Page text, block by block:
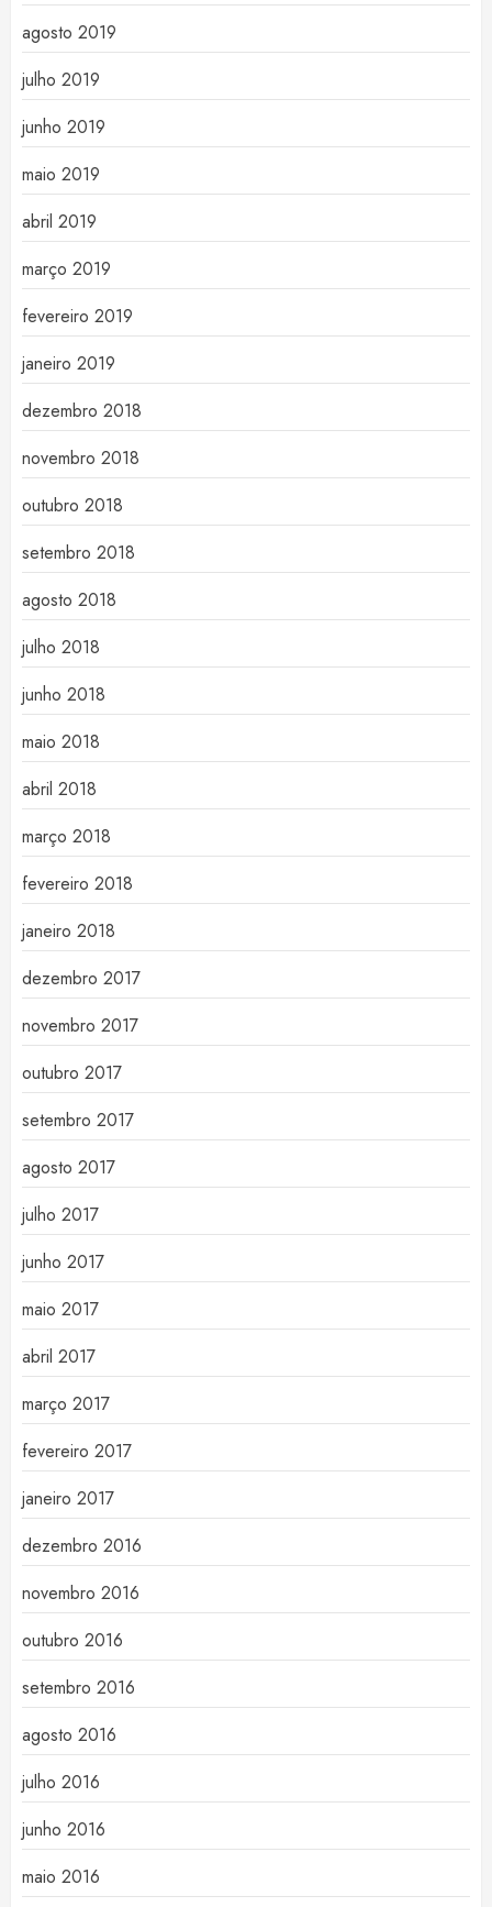
agosto 2019
julho 2019
junho 2019
maio 2019
abril 2019
março 2019
fevereiro 2019
janeiro 2019
dezembro 2018
novembro 2018
outubro 2018
setembro 2018
agosto 2018
julho 2018
junho 2018
maio 2018
abril 2018
março 2018
fevereiro 2018
janeiro 2018
dezembro 2017
novembro 2017
outubro 2017
setembro 2017
agosto 2017
julho 2017
junho 2017
maio 2017
abril 2017
março 2017
fevereiro 2017
janeiro 2017
dezembro 2016
novembro 2016
outubro 2016
setembro 2016
agosto 2016
julho 2016
junho 2016
maio 2016